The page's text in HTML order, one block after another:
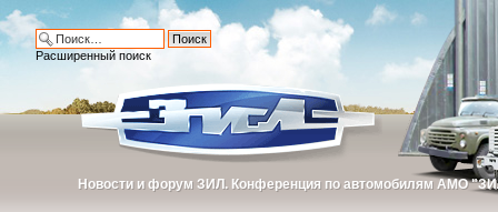
Новости и форум ЗИЛ. Конференция по автомобилям АМО
Новости и форум ЗИЛ. Конференция по автомобилям АМО
Расширенный поиск